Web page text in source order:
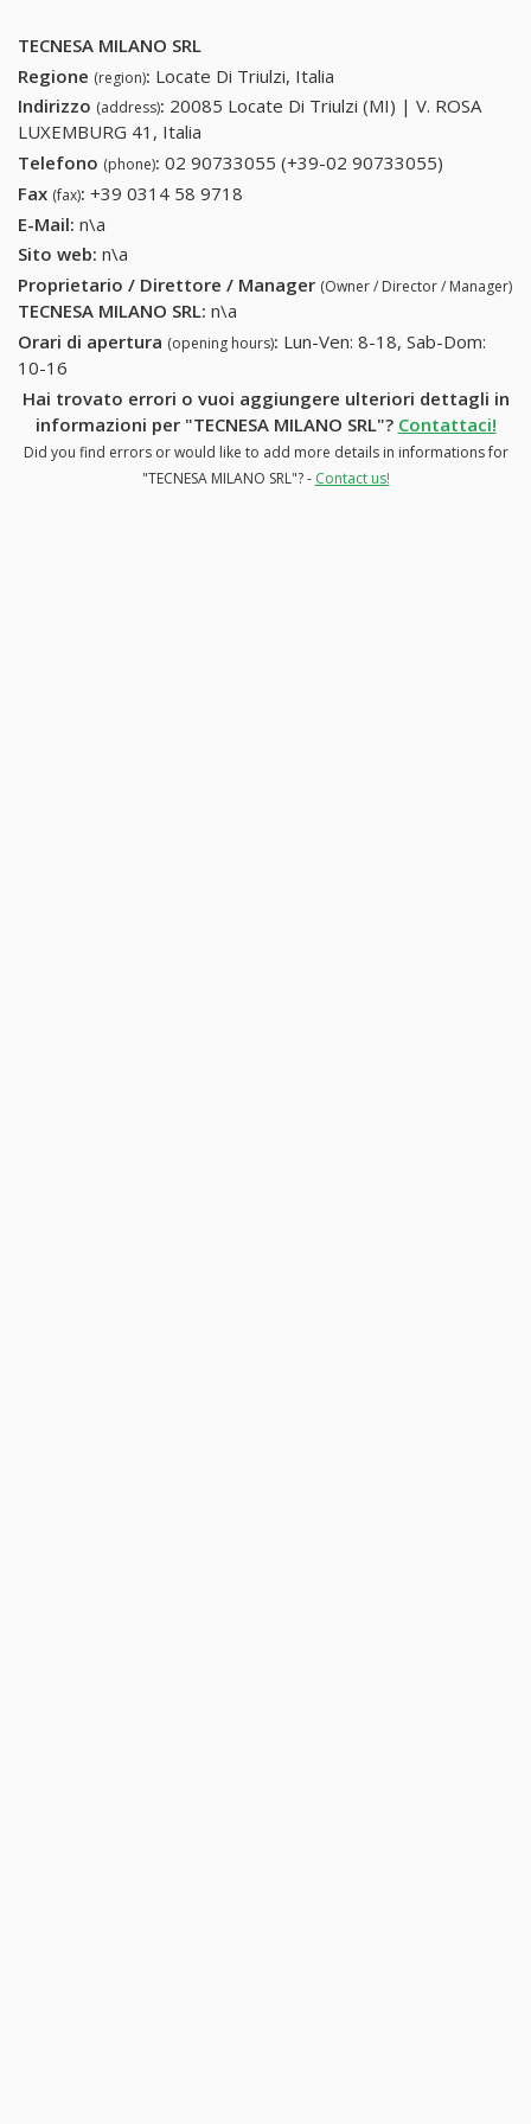
TECNESA MILANO SRL
Regione (region): Locate Di Triulzi, Italia
Indirizzo (address): 20085 Locate Di Triulzi (MI) | V. ROSA
LUXEMBURG 41, Italia
Telefono (phone): 02 90733055 (+39-02 90733055)
Fax (fax): +39 0314 58 9718
E-Mail: n\a
Sito web: n\a
Proprietario / Direttore / Manager (Owner / Director / Manager)
TECNESA MILANO SRL: n\a
Orari di apertura (opening hours): Lun-Ven: 8-18, Sab-Dom:
10-16
Hai trovato errori o vuoi aggiungere ulteriori dettagli in
informazioni per "TECNESA MILANO SRL"? Contattaci!
Did you find errors or would like to add more details in informations for
"TECNESA MILANO SRL"? - Contact us!